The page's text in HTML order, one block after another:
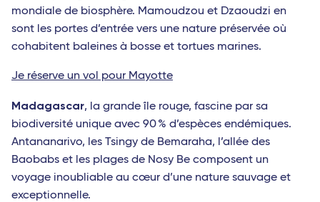
mondiale de biosphère. Mamoudzou et Dzaoudzi en
sont les portes d’entrée vers une nature préservée où
cohabitent baleines à bosse et tortues marines.
Je réserve un vol pour Mayotte
Madagascar, la grande île rouge, fascine par sa
biodiversité unique avec 90 % d’espèces endémiques.
Antananarivo, les Tsingy de Bemaraha, l’allée des
Baobabs et les plages de Nosy Be composent un
voyage inoubliable au cœur d’une nature sauvage et
exceptionnelle.